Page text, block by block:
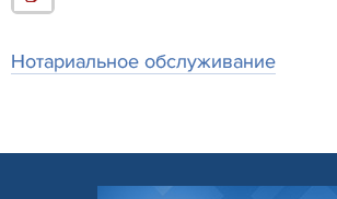
Нотариальное обслуживание